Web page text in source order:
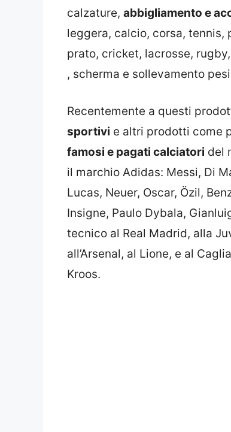
calzature, abbigliamento e
leggera, calcio, corsa, tennis,
prato, cricket, lacrosse,
, scherma e sollevamento
Recentemente a questi
sportivi e altri prodotti come
famosi e pagati calciatori del
il marchio Adidas: Messi, Di
Lucas, Neuer, Oscar, Özil,
Insigne, Paulo Dybala,
tecnico al Real Madrid, alla
all’Arsenal, al Lione, e al
Kroos.